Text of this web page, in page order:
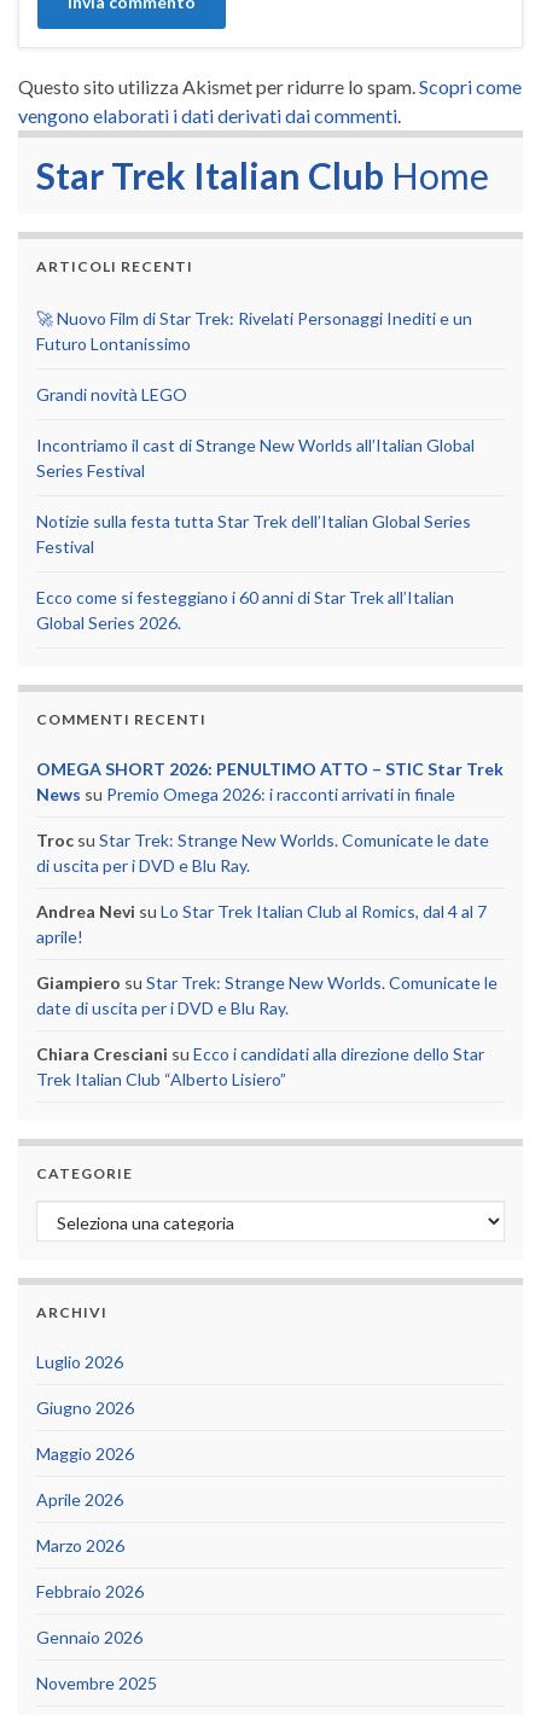
Questo sito utilizza Akismet per ridurre lo spam. Scopri come
vengono elaborati i dati derivati dai commenti
Star Trek Italian Club Home
ARTICOLI RECENTI
🚀 Nuovo Film di Star Trek: Rivelati Personaggi Inediti e un
Futuro Lontanissimo
Grandi novità LEGO
Incontriamo il cast di Strange New Worlds all’Italian Global
Series Festival
Notizie sulla festa tutta Star Trek dell’Italian Global Series
Festival
Ecco come si festeggiano i 60 anni di Star Trek all’Italian
Global Series 2026.
COMMENTI RECENTI
OMEGA SHORT 2026: PENULTIMO ATTO – STIC Star Trek
News su Premio Omega 2026: i racconti arrivati in finale
Troc su Star Trek: Strange New Worlds. Comunicate le date
di uscita per i DVD e Blu Ray.
Andrea Nevi su Lo Star Trek Italian Club al Romics, dal 4 al 7
aprile!
Giampiero su Star Trek: Strange New Worlds. Comunicate le
date di uscita per i DVD e Blu Ray.
Chiara Cresciani su Ecco i candidati alla direzione dello Star
Trek Italian Club “Alberto Lisiero”
CATEGORIE
Categorie
ARCHIVI
Luglio 2026
Giugno 2026
Maggio 2026
Aprile 2026
Marzo 2026
Febbraio 2026
Gennaio 2026
Novembre 2025